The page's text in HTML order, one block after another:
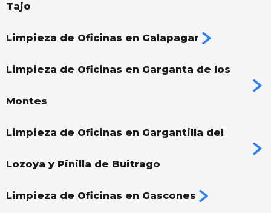
Tajo
Limpieza de Oficinas en Galapagar
Limpieza de Oficinas en Garganta de los
Montes
Limpieza de Oficinas en Gargantilla del
Lozoya y Pinilla de Buitrago
Limpieza de Oficinas en Gascones